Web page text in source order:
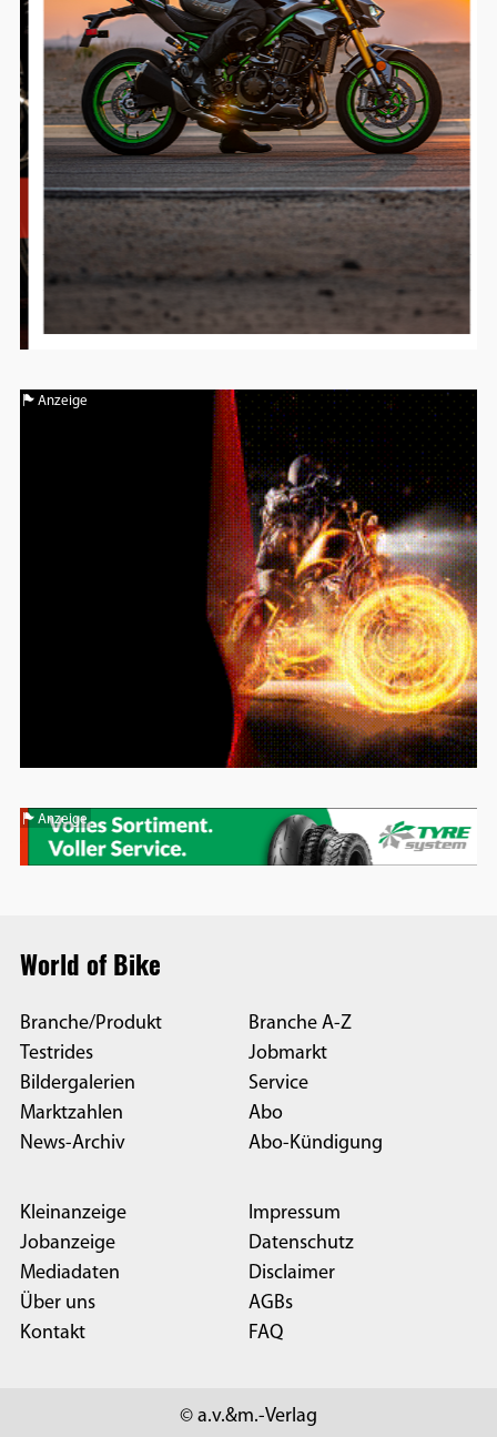
Anzeige
Anzeige
World of Bike
Branche/Produkt
Testrides
Bildergalerien
Marktzahlen
News-Archiv
Branche A-Z
Jobmarkt
Service
Abo
Abo-Kündigung
Kleinanzeige
Jobanzeige
Mediadaten
Über uns
Kontakt
Impressum
Datenschutz
Disclaimer
AGBs
FAQ
© a.v.&m.-Verlag